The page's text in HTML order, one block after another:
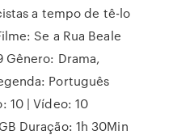
a tempo de tê-lo
Se a Rua Beale
Gênero: Drama,
Português
10 | Vídeo: 10
Duração: 1h 30Min